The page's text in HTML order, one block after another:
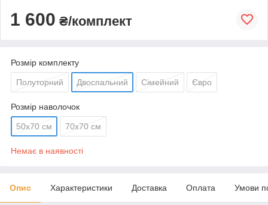
1 600 ₴/комплект
Розмір комплекту
Полуторний Двоспальний Сімейний Євро
Розмір наволочок
50х70 см 70х70 см
Немає в наявності
Опис Характеристики Доставка Оплата Умови